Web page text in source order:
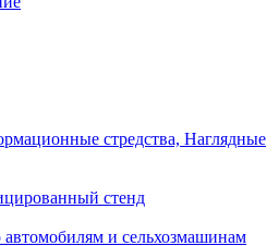
стредства, Наглядные
стенд
и сельхозмашинам